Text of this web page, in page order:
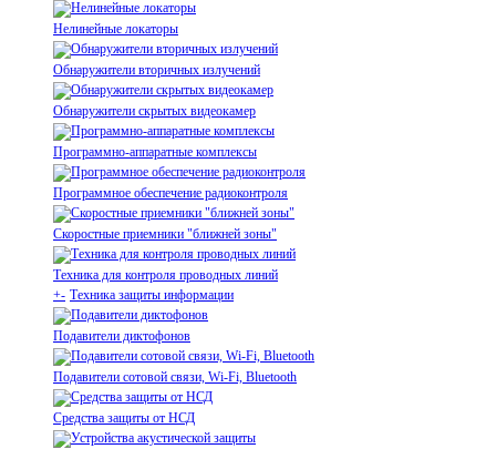
Нелинейные локаторы
Обнаружители вторичных излучений
Обнаружители скрытых видеокамер
Программно-аппаратные комплексы
Программное обеспечение радиоконтроля
Скоростные приемники "ближней зоны"
Техника для контроля проводных линий
+- Техника защиты информации
Подавители диктофонов
Подавители сотовой связи, Wi-Fi, Bluetooth
Средства защиты от НСД